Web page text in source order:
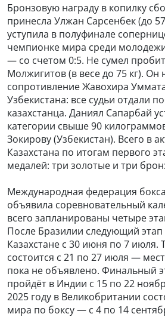
Бронзовую награду в копилку
принесла Улжан Сарсенбек (до
уступила в полуфинале
чемпионке мира среди
— со счетом 0:5. Не сумел
Молжигитов (в весе до 75 кг). Он
сопротивление Жавохира
Узбекистана: все судьи отдали
казахстанца. Даниял Сапарбай
категории свыше 90
Зокирову (Узбекистан). Всего в
Казахстана по итогам первого
медалей: три золотые и три
Международная федерация
объявила соревновательный
всего запланированы четыре
После Бразилии следующий этап
Казахстане с 30 июня по 7 июля.
состоится с 21 по 27 июля —
пока не объявлено. Финальный
пройдёт в Индии с 15 по 22
2025 году в Великобритании
мира по боксу — с 4 по 14